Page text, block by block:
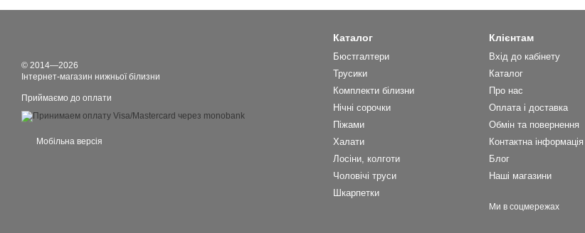
© 2014—2026
Інтернет-магазин нижньої білизни
Приймаємо до оплати
Мобільна версія
Каталог
Бюстгалтери
Трусики
Комплекти білизни
Нічні сорочки
Піжами
Халати
Лосіни, колготи
Чоловічі труси
Шкарпетки
Клієнтам
Вхід до кабінету
Каталог
Про нас
Оплата і доставка
Обмін та повернення
Контактна інформація
Блог
Наші магазини
Ми в соцмережах